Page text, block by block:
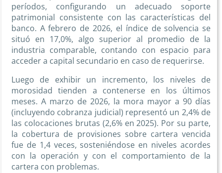
períodos, configurando un adecuado soporte
patrimonial consistente con las características del
banco. A febrero de 2026, el índice de solvencia se
situó en 17,0%, algo superior al promedio de la
industria comparable, contando con espacio para
acceder a capital secundario en caso de requerirse.
Luego de exhibir un incremento, los niveles de
morosidad tienden a contenerse en los últimos
meses. A marzo de 2026, la mora mayor a 90 días
(incluyendo cobranza judicial) representó un 2,4% de
las colocaciones brutas (2,6% en 2025). Por su parte,
la cobertura de provisiones sobre cartera vencida
fue de 1,4 veces, sosteniéndose en niveles acordes
con la operación y con el comportamiento de la
cartera con problemas.